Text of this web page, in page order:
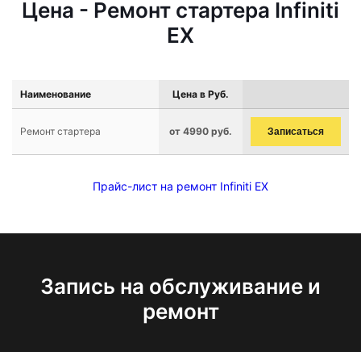
Цена - Ремонт стартера Infiniti
EX
Наименование Цена в Руб.
Ремонт стартера от 4990 руб. Записаться
Прайс-лист на ремонт Infiniti EX
Запись на обслуживание и
ремонт